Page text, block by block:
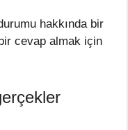
hakkında bir
cevap almak için